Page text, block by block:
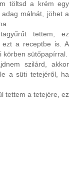
töltsd a krém egy
málnát, jöhet a
tettem, ez
ezt a receptbe is. A
körben sütőpapírral.
szilárd, akkor
a süti tetejéről, ha
tettem a tetejére, ez